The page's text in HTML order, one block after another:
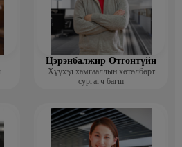
Цэрэнбалжир Отгонтүйн
Хүүхэд хамгааллын хөтөлбөрт
сургагч багш